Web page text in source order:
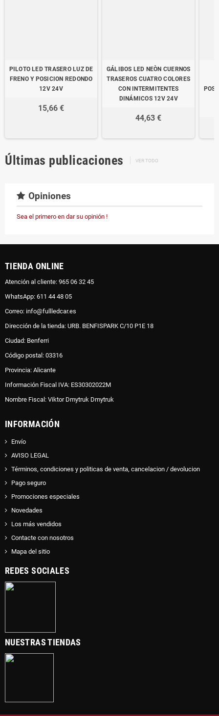
PILOTO LED TRASERO LUZ DE
FRENO Y POSICION REDONDO
12V 24V
15,66 €
GÁLIBOS LED NEÒN CUERNOS
TRASEROS CUATRO COLORES
CON INTERMITENTES
DINÁMICOS 12V 24V
44,63 €
Últimas publicaciones VER TODO
Opiniones
Sea el primero en dar su opinión !
TIENDA ONLINE
Atención al cliente: 965 06 32 45
WhatsApp: 611 44 48 05
Correo: info@fullledcar.es
Dirección de la tienda: URB. BENFISPARK C/10 P1E 18
Ciudad: Benferri
Código postal: 03316
Provincia: Alicante
Información Fiscal IVA: ES30302022M
Nombre Fiscal: Viktor Dmytruk Dmytruk
INFORMACIÓN
Envío
AVISO LEGAL
Términos, condiciones y politicas de venta, cancelacion / devolucion
Pago seguro
Promociones especiales
Novedades
Los más vendidos
Contacte con nosotros
Mapa del sitio
REDES SOCIALES
NUESTRAS TIENDAS